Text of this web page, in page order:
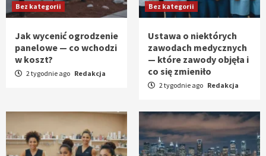
Bez kategorii
Jak wycenić ogrodzenie
panelowe — co wchodzi
w koszt?
2 tygodnie ago Redakcja
Bez kategorii
Ustawa o niektórych
zawodach medycznych
— które zawody objęła i
co się zmieniło
2 tygodnie ago Redakcja